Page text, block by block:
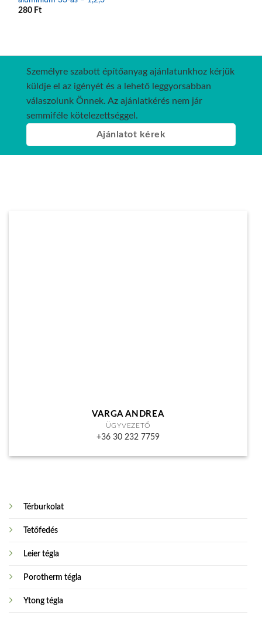
280 Ft
Személyre szabott építőanyag ajánlatunkhoz kérjük
küldje el az igényét és a lehető leggyorsabban
válaszolunk Önnek. Az ajánlatkérés nem jár
semmiféle kötelezettséggel.
Ajánlatot kérek
VARGA ANDREA
ÜGYVEZETŐ
+36 30 232 7759
Térburkolat
Tetőfedés
Leier tégla
Porotherm tégla
Ytong tégla